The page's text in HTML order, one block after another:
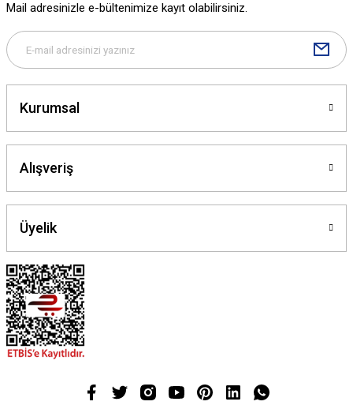
Gönder
Mail adresinizle e-bültenimize kayıt olabilirsiniz.
Kurumsal
Alışveriş
Üyelik